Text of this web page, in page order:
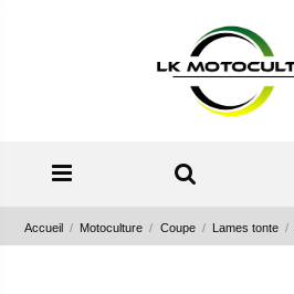
Accueil Motoculture Coupe Lames tonte